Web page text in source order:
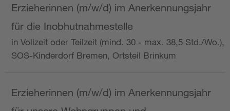
Erzieherinnen (m/w/d) im Anerkennungsjahr
für die Inobhutnahmestelle
in Vollzeit oder Teilzeit (mind. 30 - max. 38,5 Std./Wo.),
SOS-Kinderdorf Bremen, Ortsteil Brinkum
Erzieherinnen (m/w/d) im Anerkennungsjahr